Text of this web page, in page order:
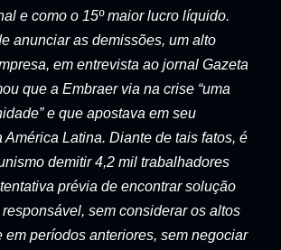
e como o 15º maior lucro líquido.
anunciar as demissões, um alto
em entrevista ao jornal Gazeta
que a Embraer via na crise “uma
e que apostava em seu
América Latina. Diante de tais fatos, é
demitir 4,2 mil trabalhadores
prévia de encontrar solução
sem considerar os altos
em períodos anteriores, sem negociar